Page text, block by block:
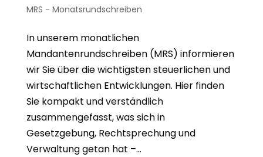
MRS - Monatsrundschreiben
In unserem monatlichen
Mandantenrundschreiben (MRS) informieren
wir Sie über die wichtigsten steuerlichen und
wirtschaftlichen Entwicklungen. Hier finden
Sie kompakt und verständlich
zusammengefasst, was sich in
Gesetzgebung, Rechtsprechung und
Verwaltung getan hat –...